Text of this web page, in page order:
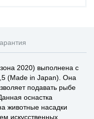
2020) выполнена с
(Made in Japan). Она
подавать рыбе
оснастка
животные насадки
искусственных